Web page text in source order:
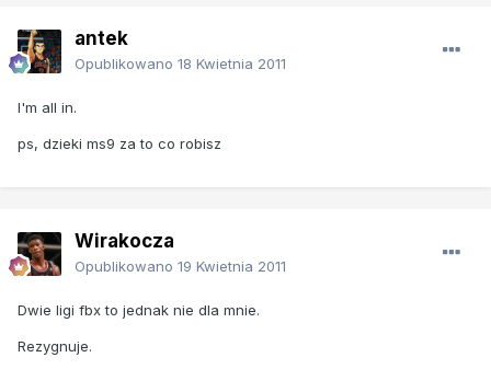
antek
Opublikowano 18 Kwietnia 2011
I'm all in.
ps, dzieki ms9 za to co robisz
Wirakocza
Opublikowano 19 Kwietnia 2011
Dwie ligi fbx to jednak nie dla mnie.
Rezygnuje.